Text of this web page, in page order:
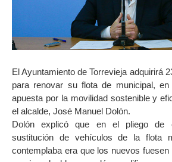
El Ayuntamiento de Torrevieja adquirirá
para renovar su flota de municipal,
apuesta por la movilidad sostenible y
el alcalde, José Manuel Dolón.
Dolón explicó que en el pliego de
sustitución de vehículos de la flota
contemplaba era que los nuevos